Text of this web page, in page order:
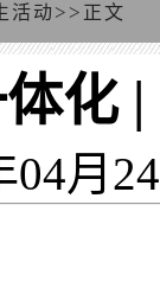
活动 >> 正文
化
04月